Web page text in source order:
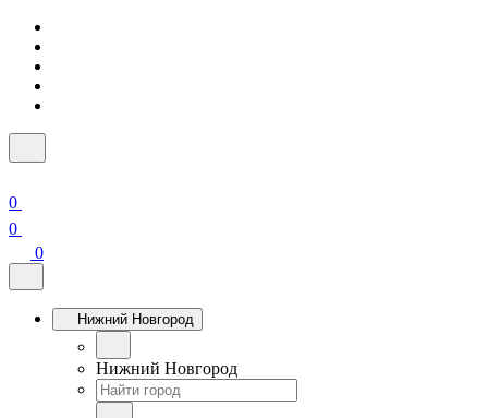
0
0
0
Нижний Новгород
Нижний Новгород